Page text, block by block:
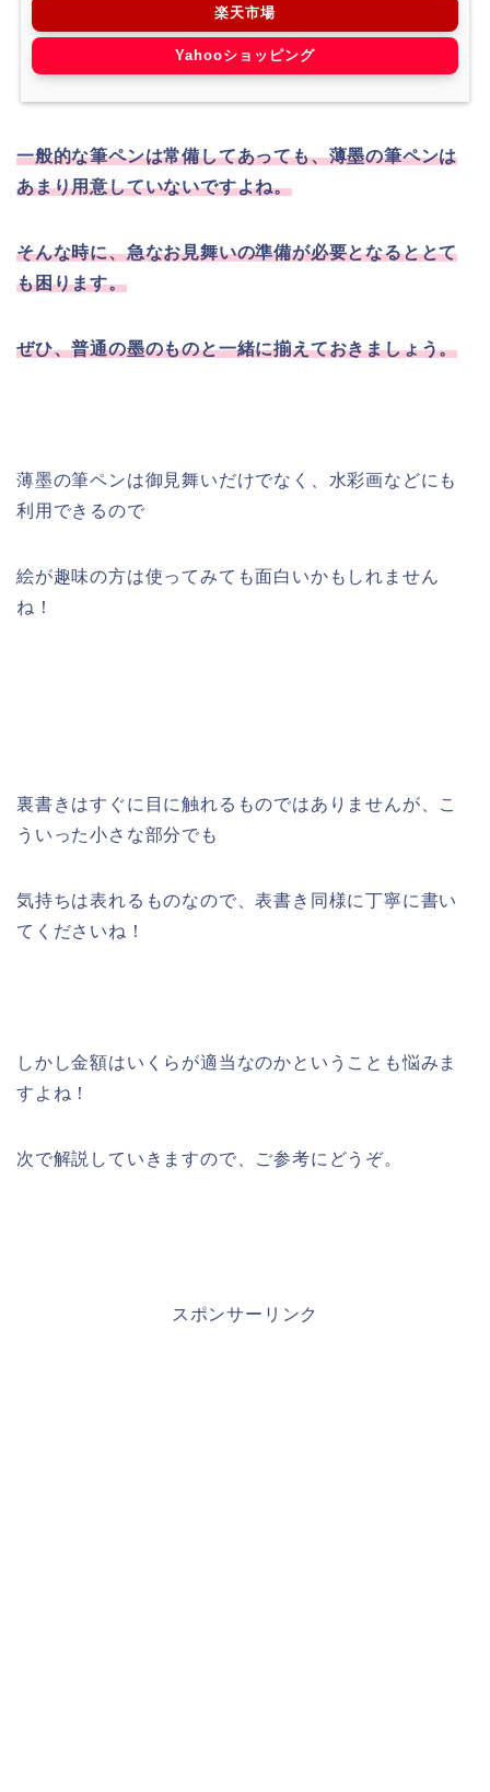
楽天市場
Yahooショッピング
一般的な筆ペンは常備してあっても、薄墨の筆ペンは
あまり用意していないですよね。
そんな時に、急なお見舞いの準備が必要となるととて
も困ります。
ぜひ、普通の墨のものと一緒に揃えておきましょう。
薄墨の筆ペンは御見舞いだけでなく、水彩画などにも
利用できるので
絵が趣味の方は使ってみても面白いかもしれません
ね！
裏書きはすぐに目に触れるものではありませんが、こ
ういった小さな部分でも
気持ちは表れるものなので、表書き同様に丁寧に書い
てくださいね！
しかし金額はいくらが適当なのかということも悩みま
すよね！
次で解説していきますので、ご参考にどうぞ。
スポンサーリンク